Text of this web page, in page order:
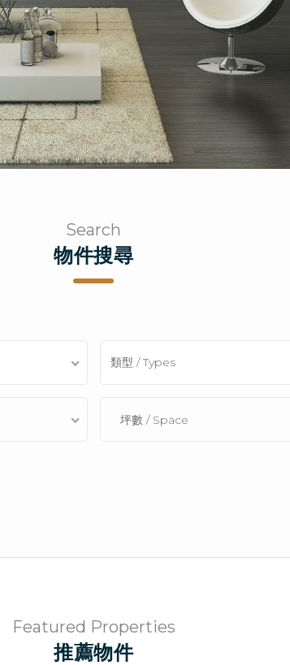
Search
物件搜尋
類型 / Types
坪數 / Space
Featured Properties
推薦物件